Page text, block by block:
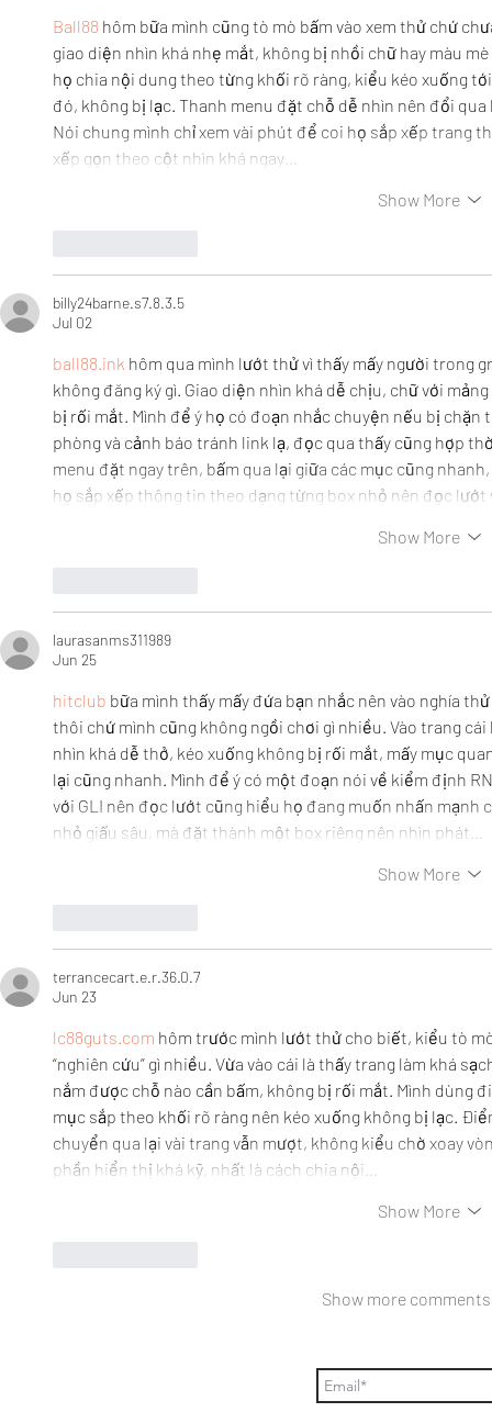
Ball88 hôm bữa mình cũng tò mò bấm vào xem thử chứ
giao diện nhìn khá nhẹ mắt, không bị nhồi chữ hay màu
họ chia nội dung theo từng khối rõ ràng, kiểu kéo xuống
đó, không bị lạc. Thanh menu đặt chỗ dễ nhìn nên đổi
Nói chung mình chỉ xem vài phút để coi họ sắp xếp trang
xếp gọn theo cột nhìn khá ngay…
Show More
billy24barne.s7.8.3.5
Jul 02
ball88.ink hôm qua mình lướt thử vì thấy mấy người trong
không đăng ký gì. Giao diện nhìn khá dễ chịu, chữ với
bị rối mắt. Mình để ý họ có đoạn nhắc chuyện nếu bị
phòng và cảnh báo tránh link lạ, đọc qua thấy cũng hợp
menu đặt ngay trên, bấm qua lại giữa các mục cũng
họ sắp xếp thông tin theo dạng từng box nhỏ nên đọc lướt
Show More
laurasanms311989
Jun 25
hitclub bữa mình thấy mấy đứa bạn nhắc nên vào nghía
thôi chứ mình cũng không ngồi chơi gì nhiều. Vào trang
nhìn khá dễ thở, kéo xuống không bị rối mắt, mấy mục
lại cũng nhanh. Mình để ý có một đoạn nói về kiểm định
với GLI nên đọc lướt cũng hiểu họ đang muốn nhấn mạnh
nhỏ giấu sâu, mà đặt thành một box riêng nên nhìn phát…
Show More
terrancecart.e.r.36.0.7
Jun 23
lc88guts.com hôm trước mình lướt thử cho biết, kiểu tò
“nghiên cứu” gì nhiều. Vừa vào cái là thấy trang làm khá
nắm được chỗ nào cần bấm, không bị rối mắt. Mình dùng
mục sắp theo khối rõ ràng nên kéo xuống không bị lạc.
chuyển qua lại vài trang vẫn mượt, không kiểu chờ xoay
phần hiển thị khá kỹ, nhất là cách chia nội…
Show More
Show more comments